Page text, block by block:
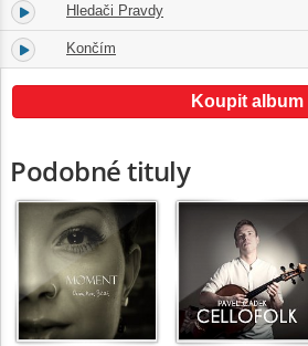
11. Hledači Pravdy
12. Končím
Koupit album
Podobné tituly